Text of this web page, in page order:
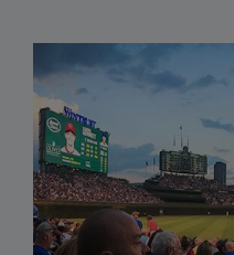
St. Louis的景点
搭乘列车畅游Illinois
列车——您的车、个人物品与您